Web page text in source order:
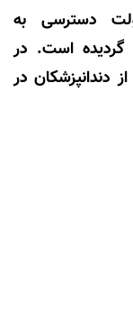
دسترسی به
گردیده است. در
از دندانپزشکان در